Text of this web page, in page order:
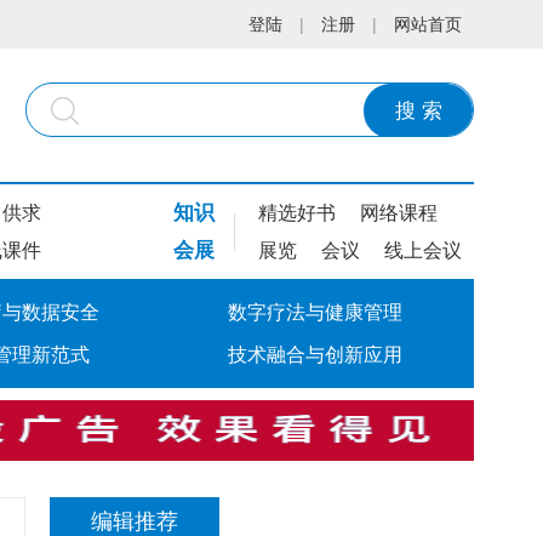
登陆 | 注册 | 网站首页
搜 索
供求
件
知识 精选好书 网络课程
会展 展览 会议 线上会议
数据安全 数字疗法与健康管理
理新范式 技术融合与创新应用
编辑推荐